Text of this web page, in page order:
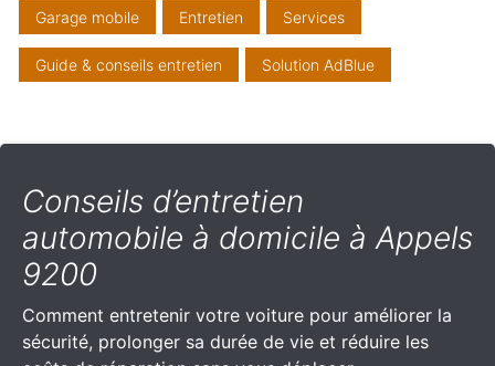
Garage mobile Entretien Services
Guide & conseils entretien Solution AdBlue
Conseils d’entretien
automobile à domicile à Appels
9200
Comment entretenir votre voiture pour améliorer la
sécurité, prolonger sa durée de vie et réduire les